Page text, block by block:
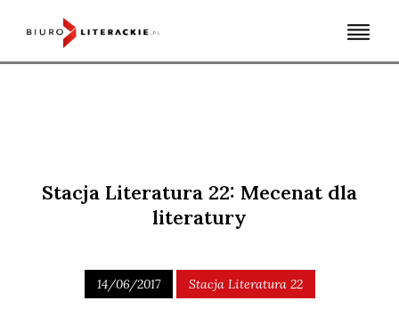
Stacja Literatura 22: Mecenat dla
literatury
14/06/2017 Stacja Literatura 22